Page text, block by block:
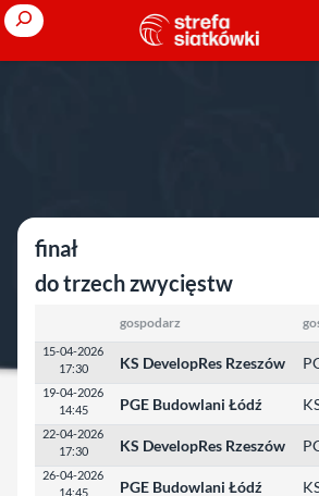
Przejdź
do
treści
Search
finał
do trzech zwycięstw
gospodarz
15-04-2026
17:30
KS DevelopRes Rzeszów
19-04-2026
14:45
PGE Budowlani Łódź
22-04-2026
17:30
KS DevelopRes Rzeszów
26-04-2026
14:45
PGE Budowlani Łódź